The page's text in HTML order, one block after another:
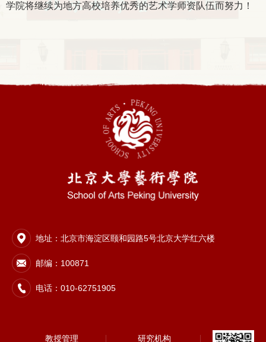
学院将继续为地方高校培养优秀的艺术学师资队伍而努力！
地址：北京市海淀区颐和园路5号北京大学红六楼
邮编：100871
电话：010-62751905
教授管理 研究机构